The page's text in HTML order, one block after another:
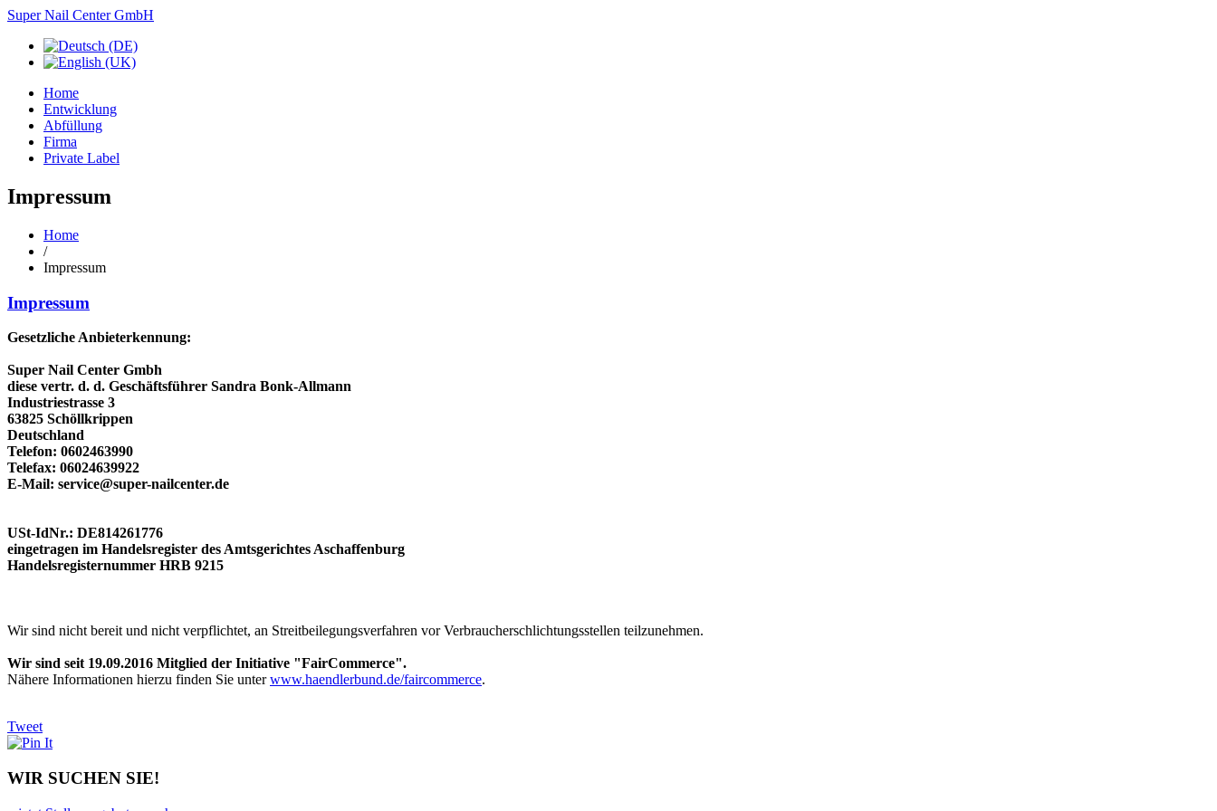
Super Nail Center GmbH
Home
Entwicklung
Abfüllung
Firma
Private Label
Impressum
Home
/
Impressum
Impressum
Gesetzliche Anbieterkennung:
Super Nail Center Gmbh
diese vertr. d. d. Geschäftsführer Sandra Bonk-Allmann
Industriestrasse 3
63825 Schöllkrippen
Deutschland
Telefon: 0602463990
Telefax: 06024639922
E-Mail: service@super-nailcenter.de
USt-IdNr.: DE814261776
eingetragen im Handelsregister des Amtsgerichtes Aschaffenburg
Handelsregisternummer HRB 9215
Wir sind nicht bereit und nicht verpflichtet, an Streitbeilegungsverfahren vor Verbraucherschlichtungsstellen teilzunehmen.
Wir sind seit 19.09.2016 Mitglied der Initiative "FairCommerce".
Nähere Informationen hierzu finden Sie unterwww.haendlerbund.de/faircommerce.
Tweet
WIR SUCHEN SIE!